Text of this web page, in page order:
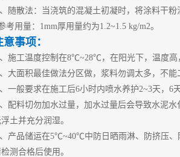
随散法：当浇筑的混凝土初凝时，将涂料干
用量：1mm厚用量约为1.2~1.5 kg/m2。
意事项：
施工温度控制在8℃~28℃，在阳光下，温度高
大面积最佳做法分区做，浆料勿调太多，不能
一般要求在施工后6小时内喷水养护2~3天，6
配料切勿加水过量，加水过量后会导致水泥
土并充分润湿。
产品储运在5℃~40℃中防日晒雨淋、防挤压、
测合格后使用。